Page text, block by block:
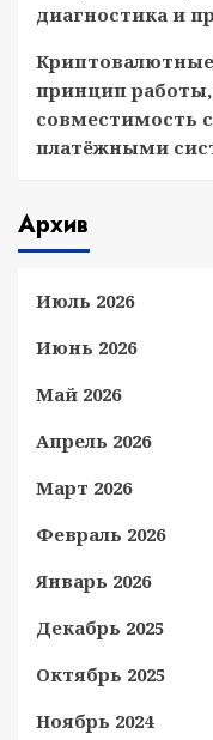
диагностика и
принцип работы,
совместимость
платёжными
Архив
Июль 2026
Июнь 2026
Май 2026
Апрель 2026
Март 2026
Февраль 2026
Январь 2026
Декабрь 2025
Октябрь 2025
Ноябрь 2024